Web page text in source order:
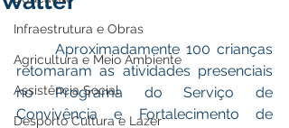
Infraestrutura e Obras
Agricultura e Meio Ambiente
Assistência Social
Desporto Cultura e Lazer
retomaram as atividades presenciais
no Programa do Serviço de
Convivência e Fortalecimento de